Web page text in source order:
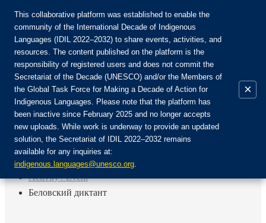
Join the Community:
Login
EN
FR
ES
RU
Home
Activity / Event
Беловский диктант
This collaborative platform was established to enable the
community of the International Decade of Indigenous
Languages (IDIL 2022–2032) to share events, activities, and
resources. The content published on the platform is the
responsibility of registered users and does not commit the
Secretariat of the Decade (UNESCO) and/or the Members of
the Global Task Force for Making a Decade of Action for
Indigenous Languages. Please note that the platform has
been inactive since February 2025 and no longer accepts
new uploads. While work is underway to provide an updated
solution, the Secretariat of IDIL 2022–2032 remains
available for any inquiries at:
indigenous.languages@unesco.org.
×